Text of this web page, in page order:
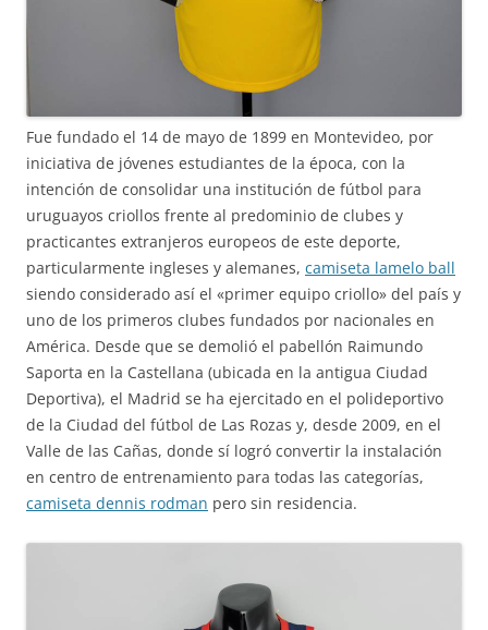
Fue fundado el 14 de mayo de 1899 en Montevideo, por
iniciativa de jóvenes estudiantes de la época, con la
intención de consolidar una institución de fútbol para
uruguayos criollos frente al predominio de clubes y
practicantes extranjeros europeos de este deporte,
particularmente ingleses y alemanes, camiseta lamelo ball
siendo considerado así el «primer equipo criollo» del país y
uno de los primeros clubes fundados por nacionales en
América. Desde que se demolió el pabellón Raimundo
Saporta en la Castellana (ubicada en la antigua Ciudad
Deportiva), el Madrid se ha ejercitado en el polideportivo
de la Ciudad del fútbol de Las Rozas y, desde 2009, en el
Valle de las Cañas, donde sí logró convertir la instalación
en centro de entrenamiento para todas las categorías,
camiseta dennis rodman pero sin residencia.